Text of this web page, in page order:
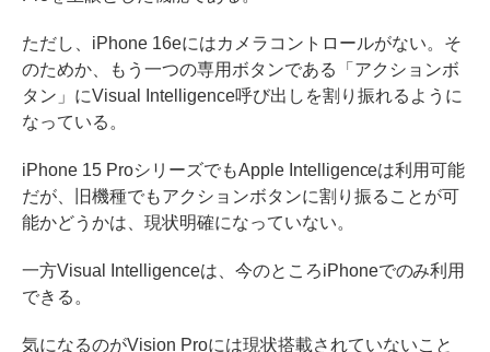
ただし、iPhone 16eにはカメラコントロールがない。そ
のためか、もう一つの専用ボタンである「アクションボ
タン」にVisual Intelligence呼び出しを割り振れるように
なっている。
iPhone 15 ProシリーズでもApple Intelligenceは利用可能
だが、旧機種でもアクションボタンに割り振ることが可
能かどうかは、現状明確になっていない。
一方Visual Intelligenceは、今のところiPhoneでのみ利用
できる。
気になるのがVision Proには現状搭載されていないこと